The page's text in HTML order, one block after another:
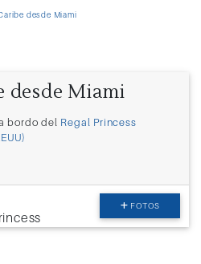
desde Miami
desde Miami
bordo del Regal Princess
FOTOS